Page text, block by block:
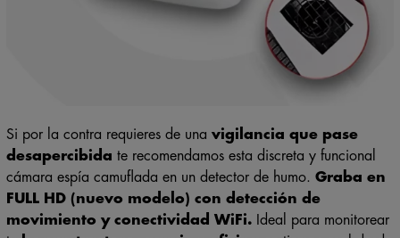
desapercibidate recomendamos esta discreta y funcional
cámara espía camuflada en un detector de humo.Graba en
FULL HD (nuevo modelo) con detección de
movimiento y conectividad WiFi.Ideal para monitorear
tuhogar,trastero,garajeuoficinaen tiempo real desde